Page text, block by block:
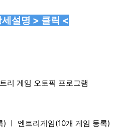
설명 > 클릭 <
리 게임 오토픽 프로그램
ㅣ 엔트리게임(10개 게임 등록)